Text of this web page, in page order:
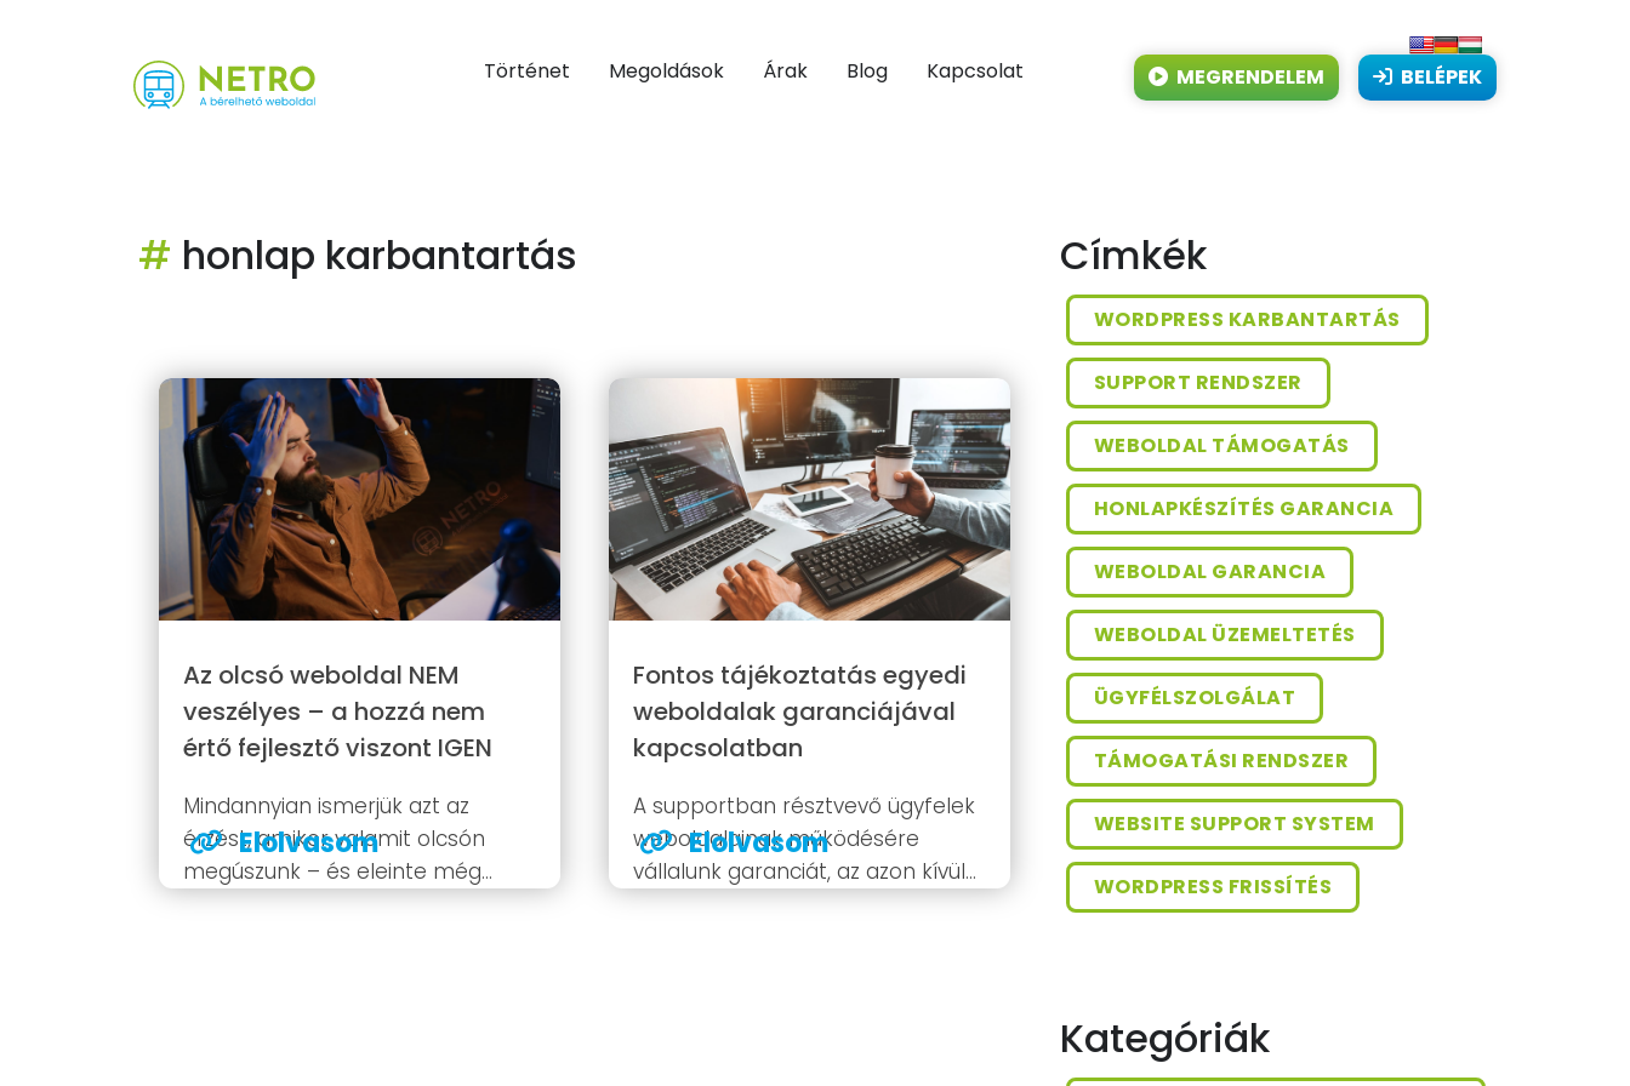
Történet Megoldások Árak Blog Kapcsolat MEGRENDELEM BELÉPEK
# honlap karbantartás
Az olcsó weboldal NEM
veszélyes – a hozzá nem
értő fejlesztő viszont IGEN
Mindannyian ismerjük azt az
érzést, amikor valamit olcsón
megúszunk – és eleinte még
elégedetten dörzsöljük a
Elolvasom
Fontos tájékoztatás egyedi
weboldalak garanciájával
kapcsolatban
A supportban résztvevő ügyfelek
weboldalainak működésére
vállalunk garanciát, az azon kívül
esőkre viszont nem! „Előbbieknek
Elolvasom
Címkék
WORDPRESS KARBANTARTÁS
SUPPORT RENDSZER
WEBOLDAL TÁMOGATÁS
HONLAPKÉSZÍTÉS GARANCIA
WEBOLDAL GARANCIA
WEBOLDAL ÜZEMELTETÉS
ÜGYFÉLSZOLGÁLAT
TÁMOGATÁSI RENDSZER
WEBSITE SUPPORT SYSTEM
WORDPRESS FRISSÍTÉS
Kategóriák